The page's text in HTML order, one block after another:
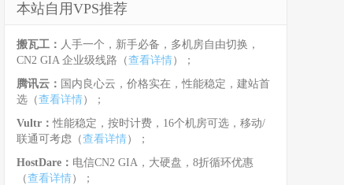
本站自用VPS推荐
搬瓦工： 人手一个，新手必备，多机房自由切换，
CN2 GIA 企业级线路（查看详情）；
腾讯云： 国内良心云，价格实在，性能稳定，建站首
选（查看详情）；
Vultr：性能稳定，按时计费，16个机房可选，移动/
联通可考虑（查看详情）；
HostDare： 电信CN2 GIA，大硬盘，8折循环优惠
（查看详情）；